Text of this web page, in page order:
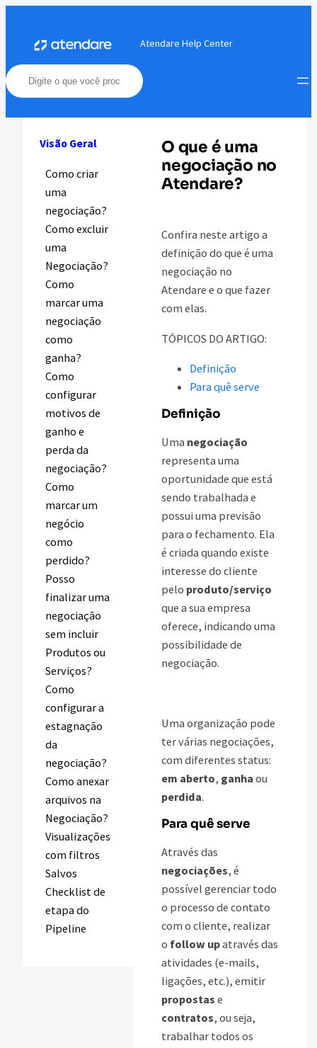
conteúdo
Atendare Help Center
Visão Geral
Como criar
uma
negociação?
Como excluir
uma
Negociação?
Como
marcar uma
negociação
como
ganha?
Como
configurar
motivos de
ganho e
perda da
negociação?
Como
marcar um
negócio
como
perdido?
Posso
finalizar uma
negociação
sem incluir
Produtos ou
Serviços?
Como
configurar a
estagnação
da
negociação?
Como anexar
arquivos na
Negociação?
Visualizações
com filtros
Salvos
Checklist de
etapa do
Pipeline
O que é uma
negociação no
Atendare?
Confira neste artigo a
definição do que é uma
negociação no
Atendare e o que fazer
com elas.
TÓPICOS DO ARTIGO:
Definição
Para quê serve
Definição
Uma negociação
representa uma
oportunidade que está
sendo trabalhada e
possui uma previsão
para o fechamento. Ela
é criada quando existe
interesse do cliente
pelo produto/serviço
que a sua empresa
oferece, indicando uma
possibilidade de
negociação.
Uma organização pode
ter várias negociações,
com diferentes status:
em aberto, ganha ou
perdida.
Para quê serve
Através das
negociações, é
possível gerenciar todo
o processo de contato
com o cliente, realizar
o follow upatravés das
atividades (e-mails,
ligações, etc.), emitir
propostas e
contratos, ou seja,
trabalhar todos os